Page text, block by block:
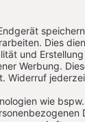
Chaos
wurde ich
Frühling
dieser